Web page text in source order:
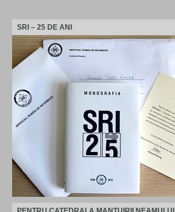
SRI – 25 DE ANI